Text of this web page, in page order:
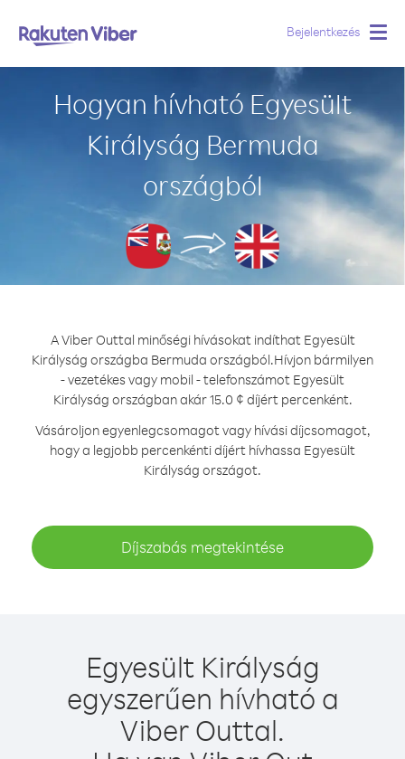
Bejelentkezés
Hogyan hívható Egyesült
Királyság Bermuda
országból
A Viber Outtal minőségi hívásokat indíthat Egyesült
Királyság országba Bermuda országból.Hívjon bármilyen
- vezetékes vagy mobil - telefonszámot Egyesült
Királyság országban akár 15.0 ¢ díjért percenként.
Vásároljon egyenlegcsomagot vagy hívási díjcsomagot,
hogy a legjobb percenkénti díjért hívhassa Egyesült
Királyság országot.
Díjszabás megtekintése
Egyesült Királyság
egyszerűen hívható a
Viber Outtal.